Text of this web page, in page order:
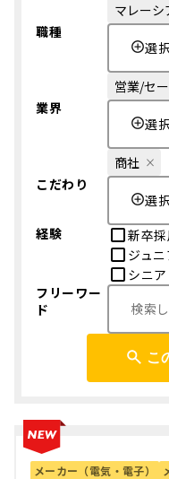
マレーシ
職種
選
営業/セ
業界
選
商社
こだわり
選
経験
新卒
ジュ
シニ
フリーワー
ド
こ
メーカー（電気・電子）